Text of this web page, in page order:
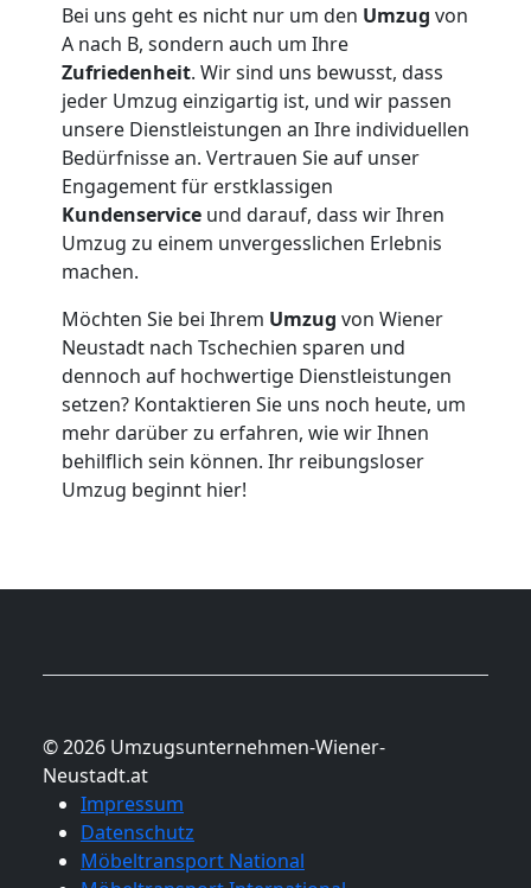
Bei uns geht es nicht nur um den Umzug von
A nach B, sondern auch um Ihre
Zufriedenheit. Wir sind uns bewusst, dass
jeder Umzug einzigartig ist, und wir passen
unsere Dienstleistungen an Ihre individuellen
Bedürfnisse an. Vertrauen Sie auf unser
Engagement für erstklassigen
Kundenservice und darauf, dass wir Ihren
Umzug zu einem unvergesslichen Erlebnis
machen.
Möchten Sie bei Ihrem Umzug von Wiener
Neustadt nach Tschechien sparen und
dennoch auf hochwertige Dienstleistungen
setzen? Kontaktieren Sie uns noch heute, um
mehr darüber zu erfahren, wie wir Ihnen
behilflich sein können. Ihr reibungsloser
Umzug beginnt hier!
© 2026 Umzugsunternehmen-Wiener-
Neustadt.at
Impressum
Datenschutz
Möbeltransport National